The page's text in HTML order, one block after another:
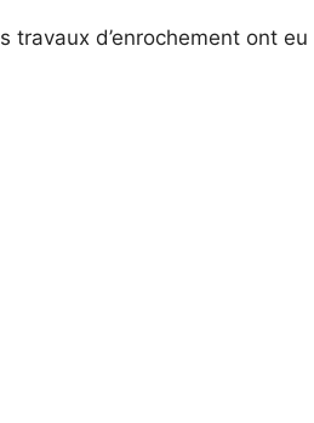
travaux d’enrochement ont